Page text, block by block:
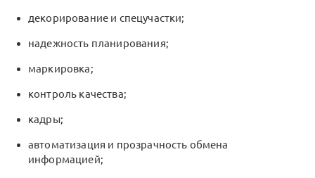
декорирование и спецучастки;
надежность планирования;
маркировка;
контроль качества;
кадры;
автоматизация и прозрачность обмена
информацией;